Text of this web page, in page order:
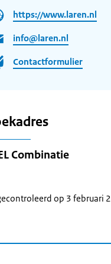
https://www.laren.nl
info@laren.nl
Contactformulier
Combinatie
op 3 februari